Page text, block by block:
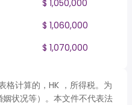
$ 1,050,000
$ 1,060,000
$ 1,070,000
计算的，HK ，所得税。为
状况等）。本文件不代表法